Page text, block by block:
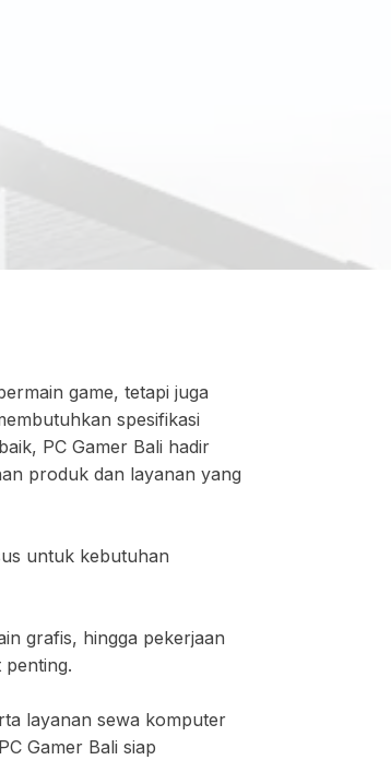
game, tetapi juga
spesifikasi
PC Gamer Bali hadir
produk dan layanan yang
untuk kebutuhan
grafis, hingga pekerjaan
layanan sewa komputer
Gamer Bali siap